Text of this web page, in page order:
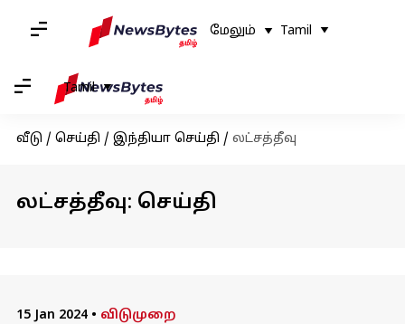
மேலும் Tamil
Tamil
வீடு / செய்தி / இந்தியா செய்தி / லட்சத்தீவு
லட்சத்தீவு: செய்தி
15 Jan 2024 • விடுமுறை